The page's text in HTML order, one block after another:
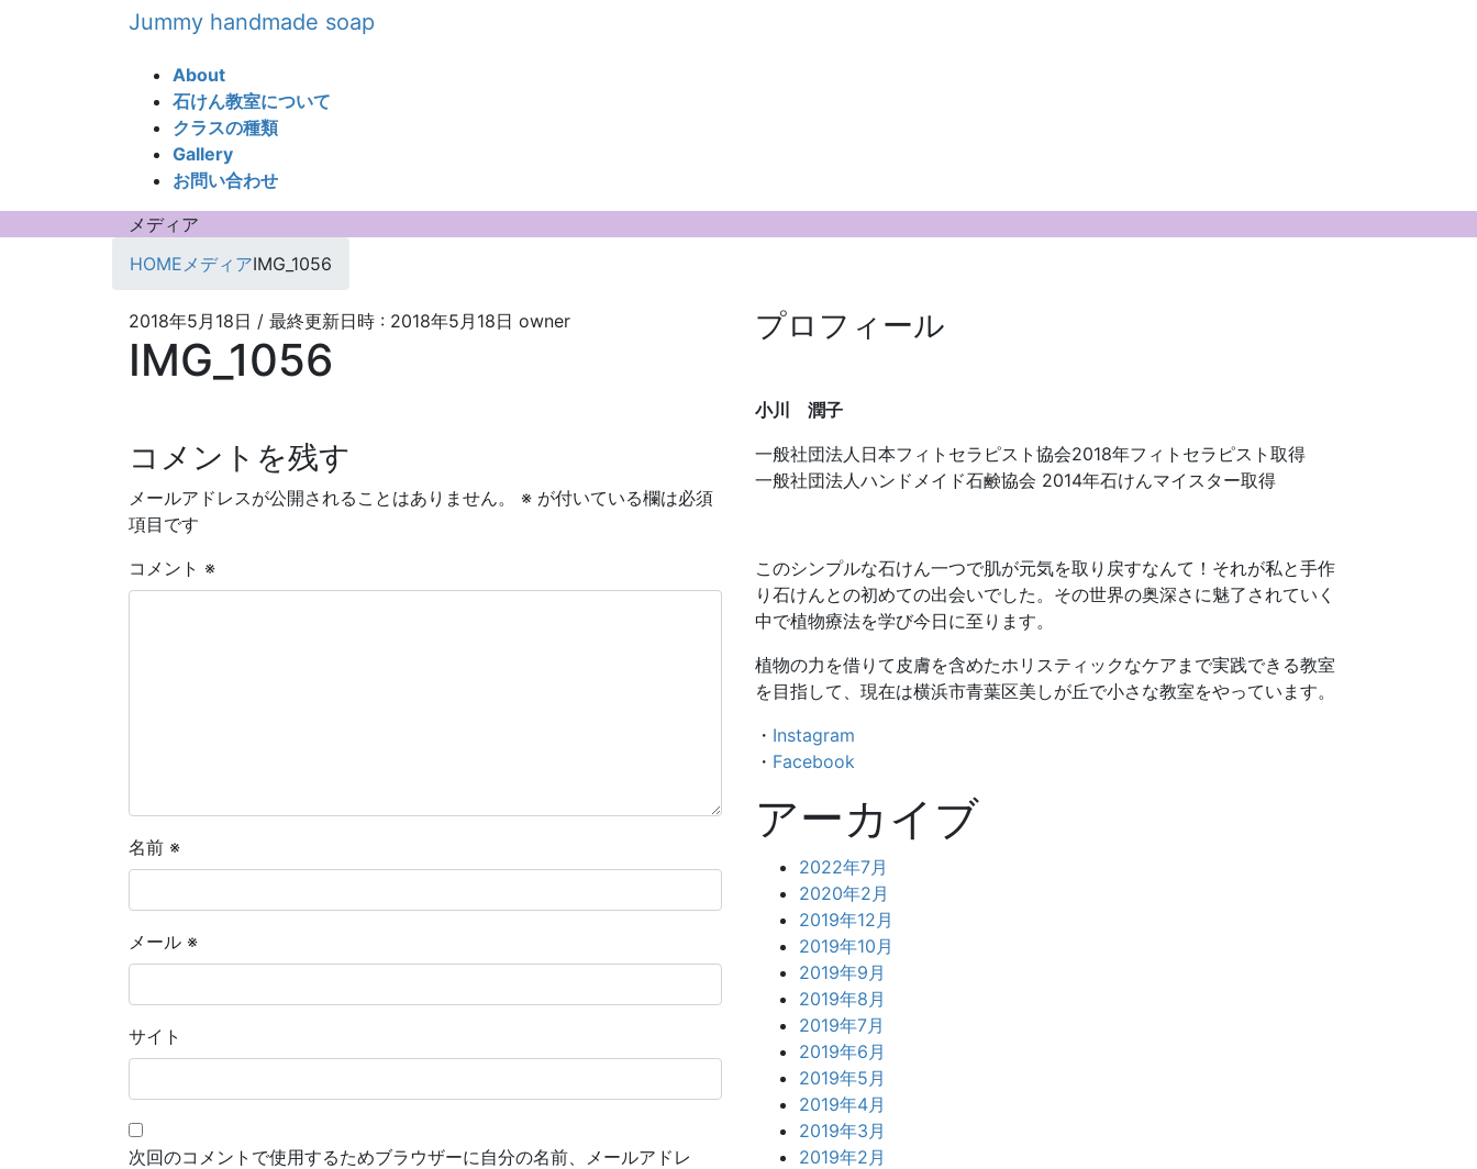
Jummy handmade soap
About
石けん教室について
クラスの種類
Gallery
お問い合わせ
メディア
HOMEメディアIMG_1056
2018年5月18日 / 最終更新日時 : 2018年5月18日 owner
IMG_1056
コメントを残す
メールアドレスが公開されることはありません。 ※ が付いている欄は必須
項目です
コメント ※
名前 ※
メール ※
サイト
次回のコメントで使用するためブラウザーに自分の名前、メールアドレ
プロフィール
小川 潤子
一般社団法人日本フィトセラピスト協会2018年フィトセラピスト取得
一般社団法人ハンドメイド石鹸協会 2014年石けんマイスター取得
このシンプルな石けん一つで肌が元気を取り戻すなんて！それが私と手作
り石けんとの初めての出会いでした。その世界の奥深さに魅了されていく
中で植物療法を学び今日に至ります。
植物の力を借りて皮膚を含めたホリスティックなケアまで実践できる教室
を目指して、現在は横浜市青葉区美しが丘で小さな教室をやっています。
・ Instagram
・ Facebook
アーカイブ
2022年7月
2020年2月
2019年12月
2019年10月
2019年9月
2019年8月
2019年7月
2019年6月
2019年5月
2019年4月
2019年3月
2019年2月